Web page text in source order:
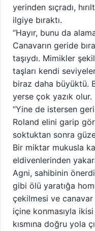
yerinden sıçradı,
ilgiye bıraktı.
“Hayır, bunu da
Canavarın geride
taşıydı. Mimikler
taşları kendi
biraz daha büyüktü.
yerse çok yazık olur.
“Yine de istersen
Roland elini garip
soktuktan sonra
Bir miktar mukusla
eldivenlerinden
Agni, sahibinin
gibi ölü yaratığa
çekilmesi ve canavar
içine konmasıyla
kısmına doğru yola